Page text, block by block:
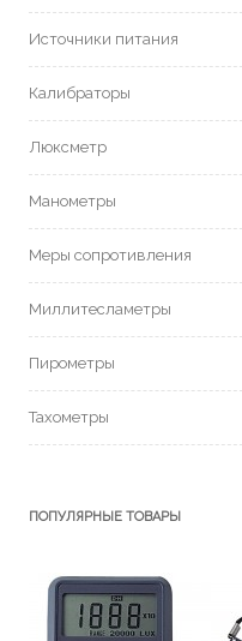
Источники питания
Калибраторы
Люксметр
Манометры
Меры сопротивления
Миллитесламетры
Пирометры
Тахометры
ПОПУЛЯРНЫЕ ТОВАРЫ